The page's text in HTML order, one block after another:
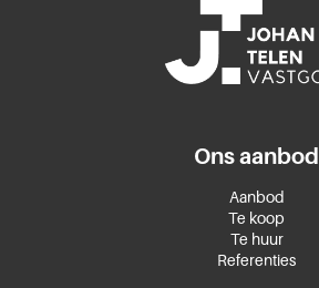
Ons aanbod
Aanbod
Te koop
Te huur
Referenties